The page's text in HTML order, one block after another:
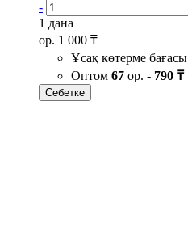
-
1 дана
ор. 1 000 ₸
Ұсақ көтерме бағасы
Оптом 67 ор. - 790 ₸
Себетке